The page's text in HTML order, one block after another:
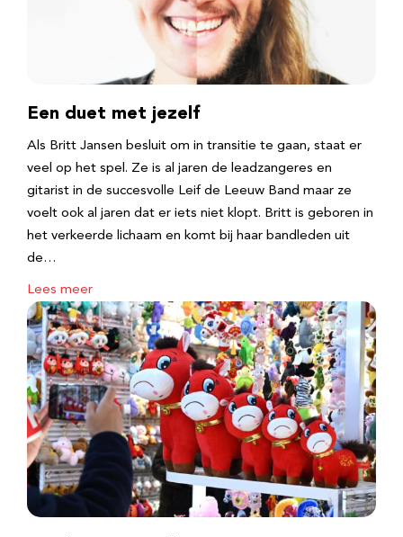
Een duet met jezelf
Als Britt Jansen besluit om in transitie te gaan, staat er
veel op het spel. Ze is al jaren de leadzangeres en
gitarist in de succesvolle Leif de Leeuw Band maar ze
voelt ook al jaren dat er iets niet klopt. Britt is geboren in
het verkeerde lichaam en komt bij haar bandleden uit
de…
Lees meer